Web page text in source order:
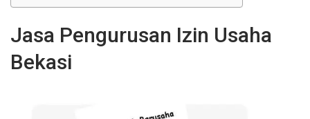
Jasa Pengurusan Izin Usaha
Bekasi